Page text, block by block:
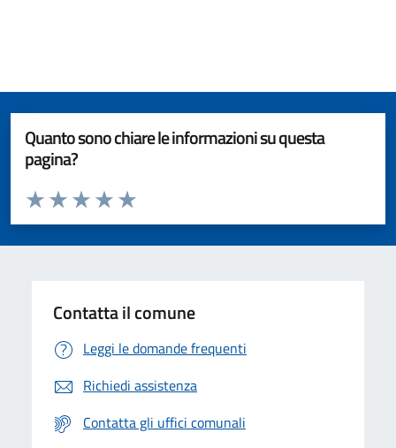
Quanto sono chiare le informazioni su questa
pagina?
Valuta da 1 a 5 stelle la pagina
Valuta 5 stelle su 5
Valuta 4 stelle su 5
Valuta 3 stelle su 5
Valuta 2 stelle su 5
Valuta 1 stelle su 5
Contatta il comune
Leggi le domande frequenti
Richiedi assistenza
Contatta gli uffici comunali